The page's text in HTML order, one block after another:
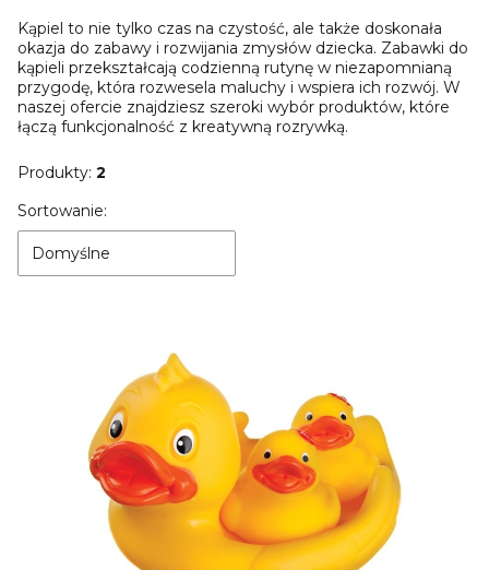
Kąpiel to nie tylko czas na czystość, ale także doskonała
okazja do zabawy i rozwijania zmysłów dziecka. Zabawki do
kąpieli przekształcają codzienną rutynę w niezapomnianą
przygodę, która rozwesela maluchy i wspiera ich rozwój. W
naszej ofercie znajdziesz szeroki wybór produktów, które
łączą funkcjonalność z kreatywną rozrywką.
Produkty: 2
Lista produktów
Sortowanie:
Domyślne